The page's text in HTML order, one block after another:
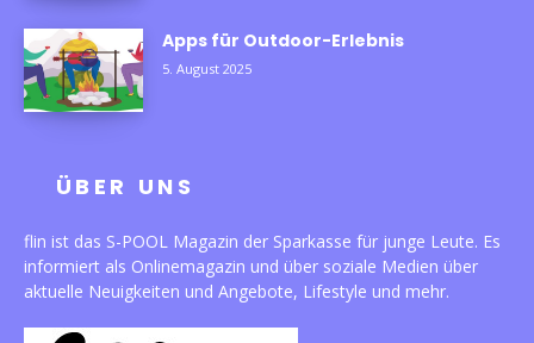
Apps für Outdoor-Erlebnis
5. August 2025
ÜBER UNS
flin ist das S-POOL Magazin der Sparkasse für junge Leute. Es
informiert als Onlinemagazin und über soziale Medien über
aktuelle Neuigkeiten und Angebote, Lifestyle und mehr.